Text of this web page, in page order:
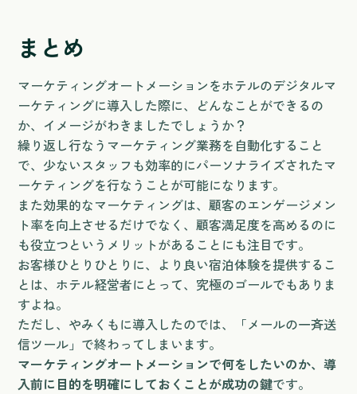
まとめ
マーケティングオートメーションをホテルのデジタルマ
ーケティングに導入した際に、どんなことができるの
か、イメージがわきましたでしょうか？
繰り返し行なうマーケティング業務を自動化すること
で、少ないスタッフも効率的にパーソナライズされたマ
ーケティングを行なうことが可能になります。
また効果的なマーケティングは、顧客のエンゲージメン
ト率を向上させるだけでなく、顧客満足度を高めるのに
も役立つというメリットがあることにも注目です。
お客様ひとりひとりに、より良い宿泊体験を提供するこ
とは、ホテル経営者にとって、究極のゴールでもありま
すよね。
ただし、やみくもに導入したのでは、「メールの一斉送
信ツール」で終わってしまいます。
マーケティングオートメーションで何をしたいのか、導
入前に目的を明確にしておくことが成功の鍵です。